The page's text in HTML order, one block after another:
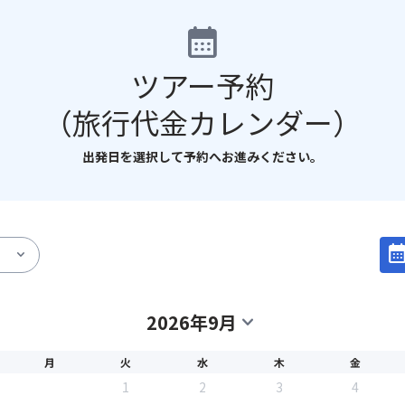
calendar_month
ツアー予約
（旅行代金カレンダー）
出発日を選択して予約へお進みください。
expand_more calendar_month
2026年9月 expand_more
月 火 水 木 金
1 2 3 4